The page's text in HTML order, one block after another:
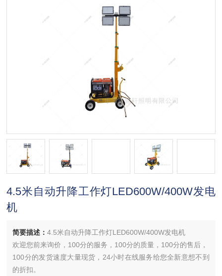
4.5米自动升降工作灯LED600W/400W发电
机
简要描述：4.5米自动升降工作灯LED600W/400W发电机
欢迎您前来询价，100分的服务，100分的质量，100分的售后，
100分的发货速度大量现货，24小时在线服务给您全新意想不到
的折扣。